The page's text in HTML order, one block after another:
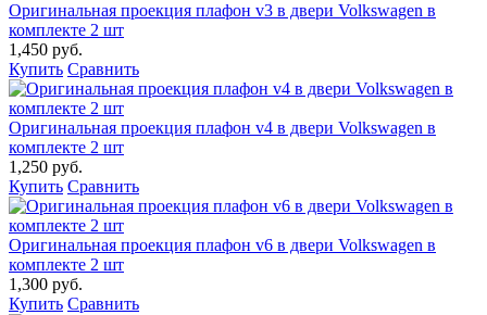
Оригинальная проекция плафон v3 в двери Volkswagen в
комплекте 2 шт
1,450 руб.
Купить Сравнить
Оригинальная проекция плафон v4 в двери Volkswagen в
комплекте 2 шт
1,250 руб.
Купить Сравнить
Оригинальная проекция плафон v6 в двери Volkswagen в
комплекте 2 шт
1,300 руб.
Купить Сравнить